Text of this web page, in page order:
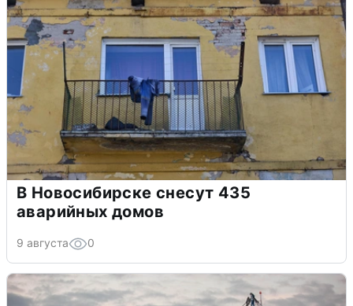
В Новосибирске снесут 435
аварийных домов
9 августа 0